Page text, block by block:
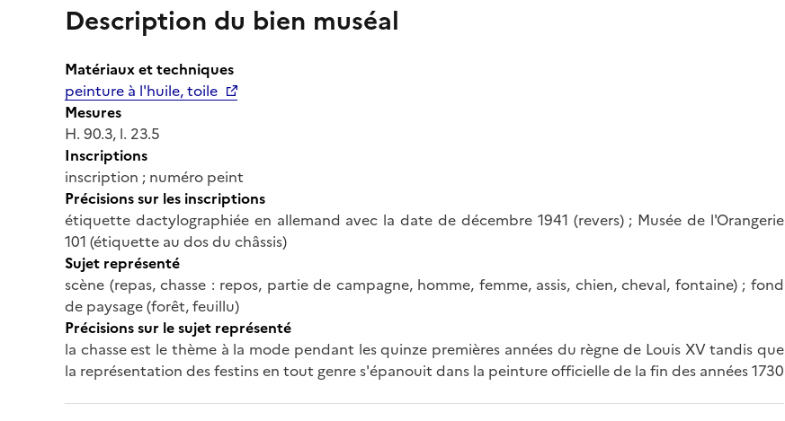
Description du bien muséal
Matériaux et techniques
peinture à l'huile, toile
Mesures
H. 90.3, l. 23.5
Inscriptions
inscription ; numéro peint
Précisions sur les inscriptions
étiquette dactylographiée en allemand avec la date de décembre 1941 (revers) ; Musée de l'Orangerie
101 (étiquette au dos du châssis)
Sujet représenté
scène (repas, chasse : repos, partie de campagne, homme, femme, assis, chien, cheval, fontaine) ; fond
de paysage (forêt, feuillu)
Précisions sur le sujet représenté
la chasse est le thème à la mode pendant les quinze premières années du règne de Louis XV tandis que
la représentation des festins en tout genre s'épanouit dans la peinture officielle de la fin des années 1730